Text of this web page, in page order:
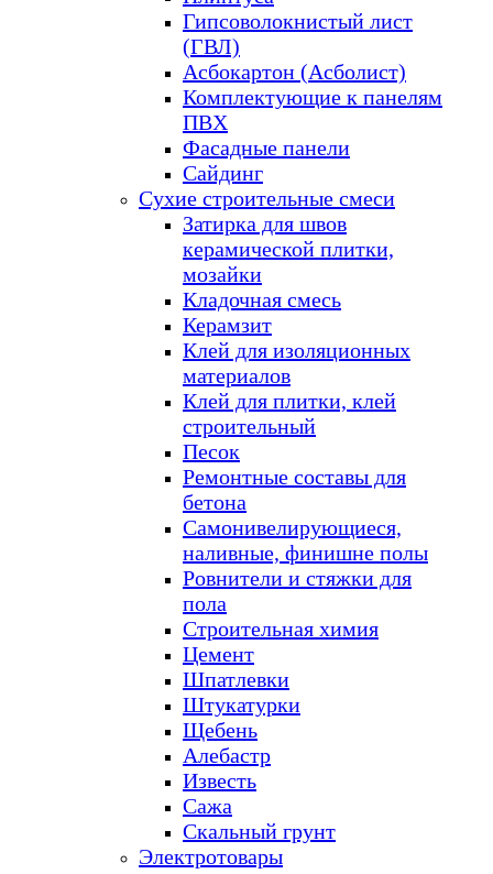
Гипсоволокнистый лист
(ГВЛ)
Асбокартон (Асболист)
Комплектующие к панелям
ПВХ
Фасадные панели
Сайдинг
Сухие строительные смеси
Затирка для швов
керамической плитки,
мозайки
Кладочная смесь
Керамзит
Клей для изоляционных
материалов
Клей для плитки, клей
строительный
Песок
Ремонтные составы для
бетона
Самонивелирующиеся,
наливные, финишне полы
Ровнители и стяжки для
пола
Строительная химия
Цемент
Шпатлевки
Штукатурки
Щебень
Алебастр
Известь
Сажа
Скальный грунт
Электротовары